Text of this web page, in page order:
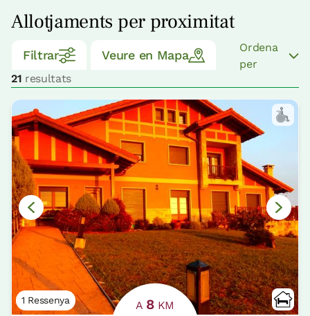
Allotjaments per proximitat
Filtrar Veure en Mapa
21 resultats
Ordena
per
1 Ressenya A 8 KM